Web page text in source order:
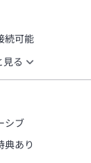
続可能
見る
シブ
典あり